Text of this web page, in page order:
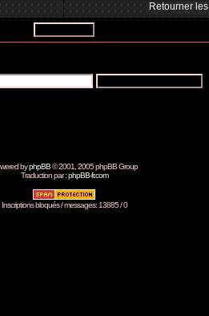
Retourner les
byphpBB© 2001, 2005 phpBB Group
Traduction par :phpBB-fr.com
Inscriptions bloqués / messages: 13885 / 0